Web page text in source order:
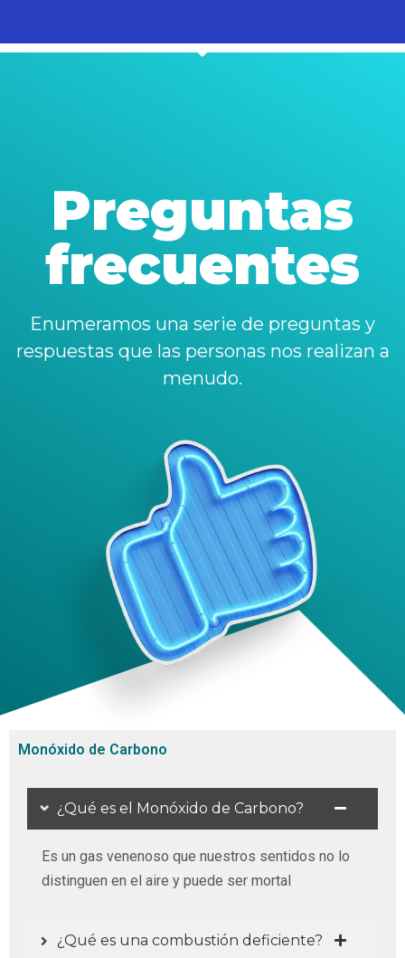
Preguntas
frecuentes
Enumeramos una serie de preguntas y
respuestas que las personas nos realizan a
menudo.
Monóxido de Carbono
¿Qué es el Monóxido de Carbono?
Es un gas venenoso que nuestros sentidos no lo
distinguen en el aire y puede ser mortal
¿Qué es una combustión deficiente?